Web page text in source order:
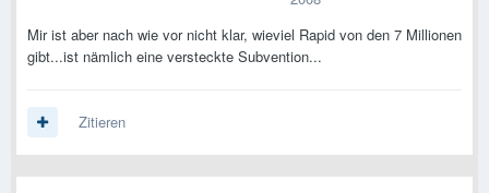
Mir ist aber nach wie vor nicht klar, wieviel Rapid von den 7 Millionen
gibt...ist nämlich eine versteckte Subvention...
Zitieren